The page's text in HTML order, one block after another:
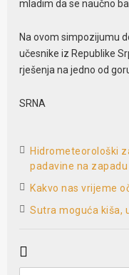
mladim da se naučno
Na ovom simpozijumu
učesnike iz Republike
rješenja na jedno od
SRNA
Hidrometeorološki
padavine na
Kakvo nas vrijeme
Sutra moguća kiša,